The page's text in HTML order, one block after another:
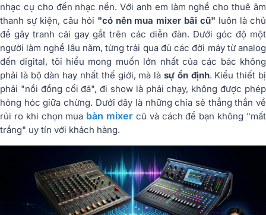
nhạc cụ cho đến nhạc nền. Với anh em làm nghề cho thuê âm
thanh sự kiện, câu hỏi "có nên mua mixer bãi cũ" luôn là chủ
đề gây tranh cãi gay gắt trên các diễn đàn. Dưới góc độ một
người làm nghề lâu năm, từng trải qua đủ các đời máy từ analog
đến digital, tôi hiểu mong muốn lớn nhất của các bác không
phải là bộ dàn hay nhất thế giới, mà là sự ổn định. Kiểu thiết bị
phải "nồi đồng cối đá", đi show là phải chạy, không được phép
hỏng hóc giữa chừng. Dưới đây là những chia sẻ thẳng thắn về
rủi ro khi chọn mua bàn mixer cũ và cách để bạn không "mất
trắng" uy tín với khách hàng.